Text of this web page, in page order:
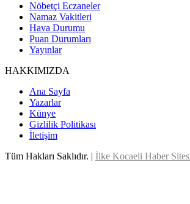
Nöbetçi Eczaneler
Namaz Vakitleri
Hava Durumu
Puan Durumları
Yayınlar
HAKKIMIZDA
Ana Sayfa
Yazarlar
Künye
Gizlilik Politikası
İletişim
Tüm Hakları Saklıdır. | İlke Kocaeli Haber